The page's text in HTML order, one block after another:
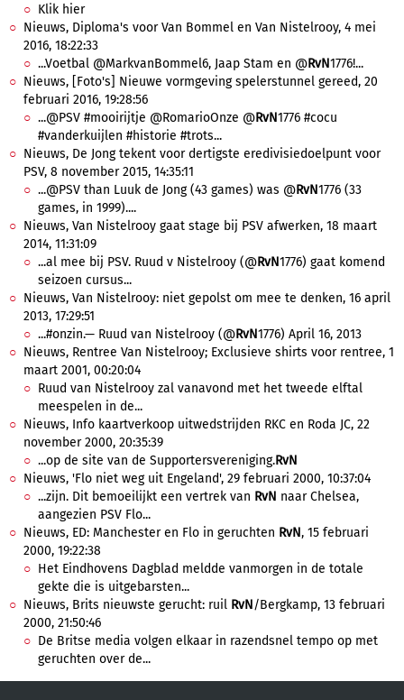
Klik hier
Nieuws, Diploma's voor Van Bommel en Van Nistelrooy, 4 mei
2016, 18:22:33
...Voetbal @MarkvanBommel6, Jaap Stam en @RvN1776!...
Nieuws, [Foto's] Nieuwe vormgeving spelerstunnel gereed, 20
februari 2016, 19:28:56
...@PSV #mooirijtje @RomarioOnze @RvN1776 #cocu
#vanderkuijlen #historie #trots...
Nieuws, De Jong tekent voor dertigste eredivisiedoelpunt voor
PSV, 8 november 2015, 14:35:11
...@PSV than Luuk de Jong (43 games) was @RvN1776 (33
games, in 1999)....
Nieuws, Van Nistelrooy gaat stage bij PSV afwerken, 18 maart
2014, 11:31:09
...al mee bij PSV. Ruud v Nistelrooy (@RvN1776) gaat komend
seizoen cursus...
Nieuws, Van Nistelrooy: niet gepolst om mee te denken, 16 april
2013, 17:29:51
...#onzin.— Ruud van Nistelrooy (@RvN1776) April 16, 2013
Nieuws, Rentree Van Nistelrooy; Exclusieve shirts voor rentree, 1
maart 2001, 00:20:04
Ruud van Nistelrooy zal vanavond met het tweede elftal
meespelen in de...
Nieuws, Info kaartverkoop uitwedstrijden RKC en Roda JC, 22
november 2000, 20:35:39
...op de site van de Supportersvereniging.RvN
Nieuws, 'Flo niet weg uit Engeland', 29 februari 2000, 10:37:04
...zijn. Dit bemoeilijkt een vertrek van RvN naar Chelsea,
aangezien PSV Flo...
Nieuws, ED: Manchester en Flo in geruchten RvN, 15 februari
2000, 19:22:38
Het Eindhovens Dagblad meldde vanmorgen in de totale
gekte die is uitgebarsten...
Nieuws, Brits nieuwste gerucht: ruil RvN/Bergkamp, 13 februari
2000, 21:50:46
De Britse media volgen elkaar in razendsnel tempo op met
geruchten over de...